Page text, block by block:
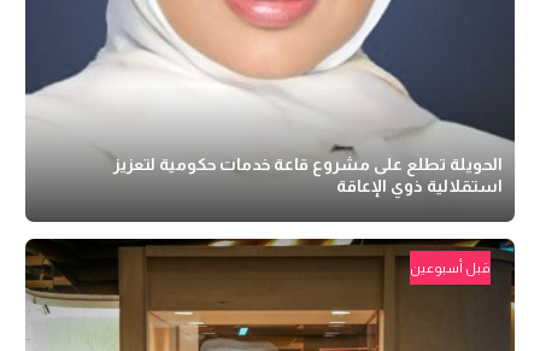
الحويلة تطلع على مشروع قاعة خدمات حكومية لتعزيز
استقلالية ذوي الإعاقة
قبل أسبوعين